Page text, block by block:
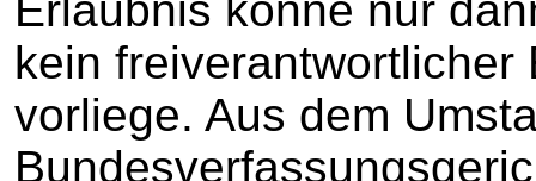
kein
vorliege. Aus dem